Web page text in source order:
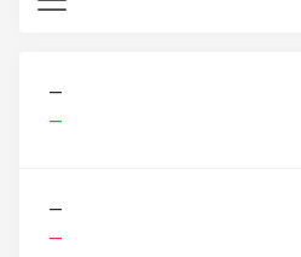
—
—
—
—